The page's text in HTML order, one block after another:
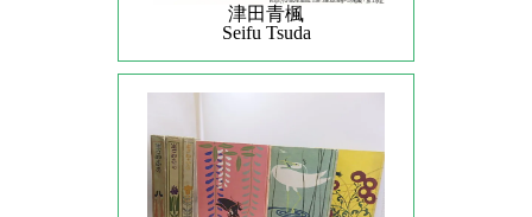
津田青楓
Seifu Tsuda